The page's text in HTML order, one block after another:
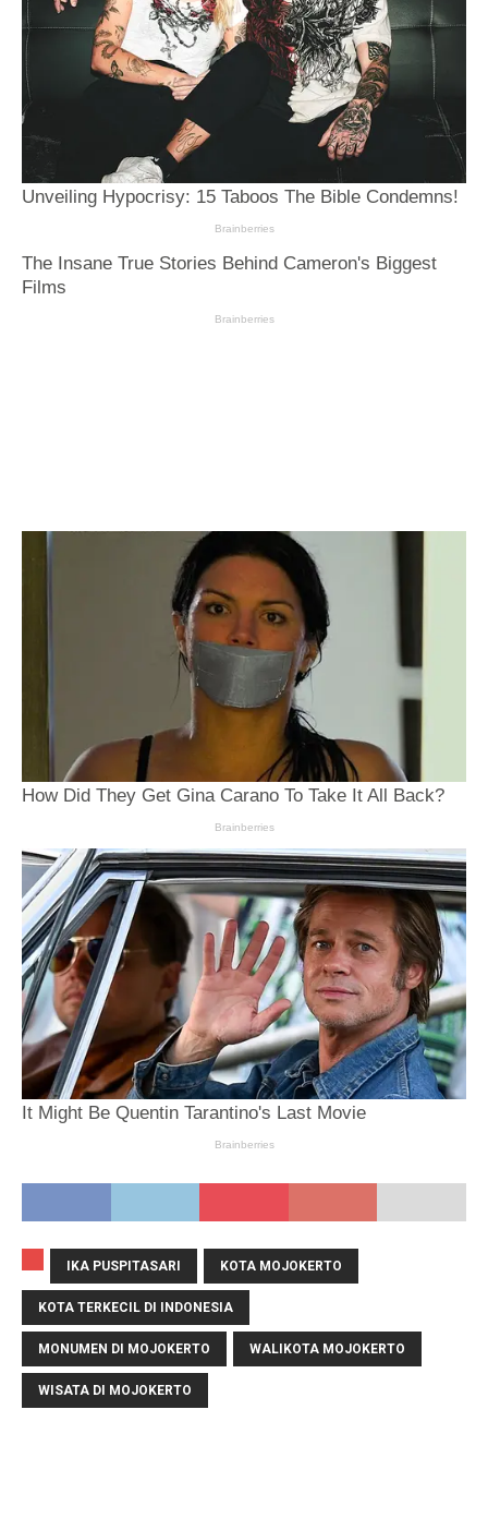
IKA PUSPITASARI KOTA MOJOKERTO
KOTA TERKECIL DI INDONESIA
MONUMEN DI MOJOKERTO WALIKOTA MOJOKERTO
WISATA DI MOJOKERTO